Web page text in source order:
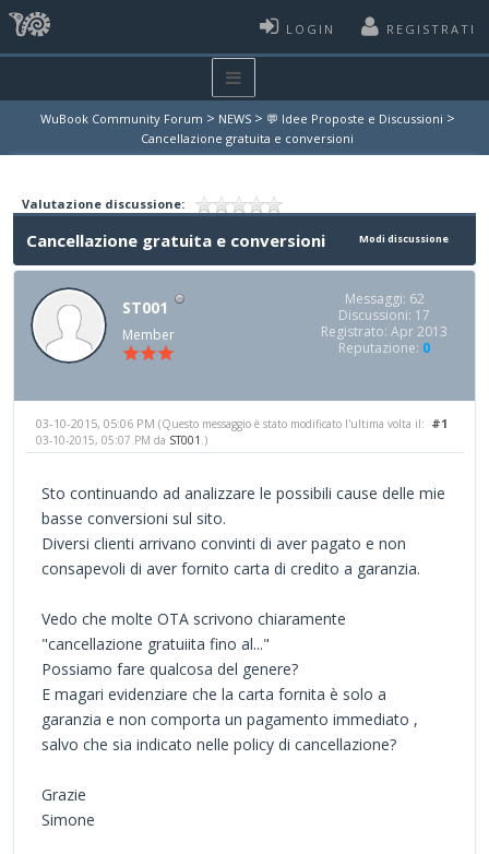
LOGIN REGISTRATI
WuBook Community Forum > NEWS > 💬 Idee Proposte e Discussioni >
Cancellazione gratuita e conversioni
Valutazione discussione:
Modi discussione
Cancellazione gratuita e conversioni
ST001
Member
Messaggi: 62
Discussioni: 17
Registrato: Apr 2013
Reputazione: 0
#1
03-10-2015, 05:06 PM (Questo messaggio è stato modificato l'ultima volta il:
03-10-2015, 05:07 PM da ST001 .)
Sto continuando ad analizzare le possibili cause delle mie
basse conversioni sul sito.
Diversi clienti arrivano convinti di aver pagato e non
consapevoli di aver fornito carta di credito a garanzia.
Vedo che molte OTA scrivono chiaramente
"cancellazione gratuiita fino al..."
Possiamo fare qualcosa del genere?
E magari evidenziare che la carta fornita è solo a
garanzia e non comporta un pagamento immediato ,
salvo che sia indicato nelle policy di cancellazione?
Grazie
Simone